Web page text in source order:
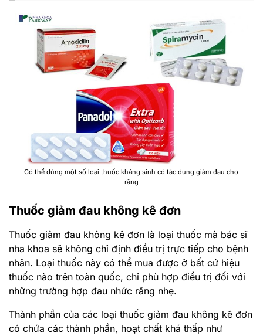
Có thể dùng một số loại thuốc kháng sinh có tác dụng giảm đau cho
răng
Thuốc giảm đau không kê đơn
Thuốc giảm đau không kê đơn là loại thuốc mà bác sĩ
nha khoa sẽ không chỉ định điều trị trực tiếp cho bệnh
nhân. Loại thuốc này có thể mua được ở bất cứ hiệu
thuốc nào trên toàn quốc, chỉ phù hợp điều trị đối với
những trường hợp đau nhức răng nhẹ.
Thành phần của các loại thuốc giảm đau không kê đơn
có chứa các thành phần, hoạt chất khá thấp như